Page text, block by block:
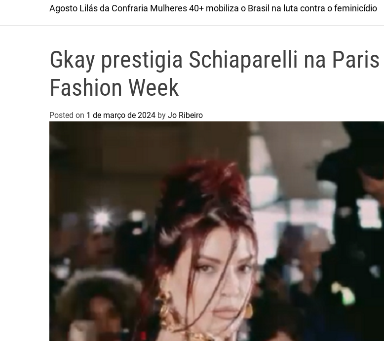
Agosto Lilás da Confraria Mulheres 40+ mobiliza o Brasil na luta contra o feminicídio
Gkay prestigia Schiaparelli na Paris
Fashion Week
Posted on 1 de março de 2024 by Jo Ribeiro